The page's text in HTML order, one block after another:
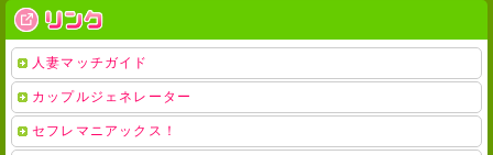
人妻マッチガイド
カップルジェネレーター
セフレマニアックス！